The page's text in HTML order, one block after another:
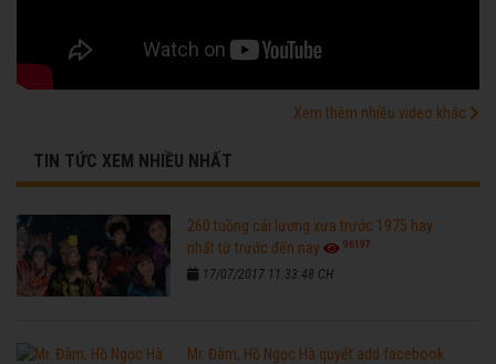
Xem thêm nhiều video khác
TIN TỨC XEM NHIỀU NHẤT
260 tuồng cải lương xưa trước 1975 hay
nhất từ trước đến nay
96197
17/07/2017 11:33:48 CH
Mr. Đàm, Hồ Ngọc Hà quyết add facebook